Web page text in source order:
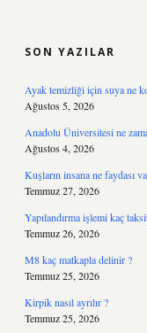
SON YAZILAR
Ayak temizliği için suya ne
Ağustos 5, 2026
Anadolu Üniversitesi ne
Ağustos 4, 2026
Kuşların insana ne faydası
Temmuz 27, 2026
Yapılandırma işlemi kaç
Temmuz 26, 2026
M8 kaç matkapla delinir ?
Temmuz 25, 2026
Kirpik nasıl ayrılır ?
Temmuz 25, 2026